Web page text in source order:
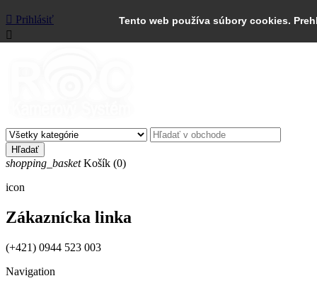
Tento web používa súbory cookies.
 Prihlásiť

Hľadať
shopping_basket Košík (0)
icon
Zákaznícka linka
(+421) 0944 523 003
Navigation